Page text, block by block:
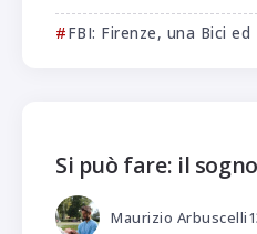
FBI: Firenze, una Bici ed
Si può fare: il
Maurizio Arbuscelli